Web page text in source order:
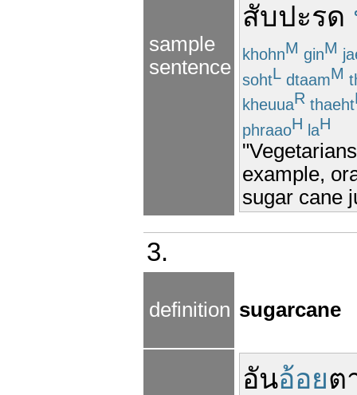
sample
sentence
สับปะรด
khohnM ginM
sohtL dtaamM
kheuuaR thaeht
phraaoH laH
example,
sugar cane
3.
definition sugarcane
อันอ้อยต